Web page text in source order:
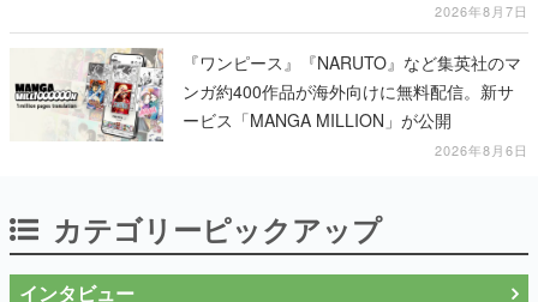
2026年8月7日
『ワンピース』『NARUTO』など集英社のマ
ンガ約400作品が海外向けに無料配信。新サ
ービス「MANGA MILLION」が公開
2026年8月6日
カテゴリーピックアップ
インタビュー